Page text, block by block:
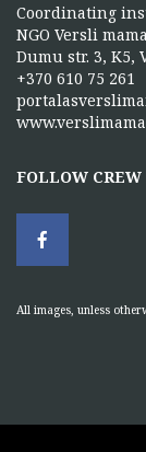
Coordinating
NGO Versli mama
Dumu str. 3,
+370 610 75 261
FOLLOW
All images, unless